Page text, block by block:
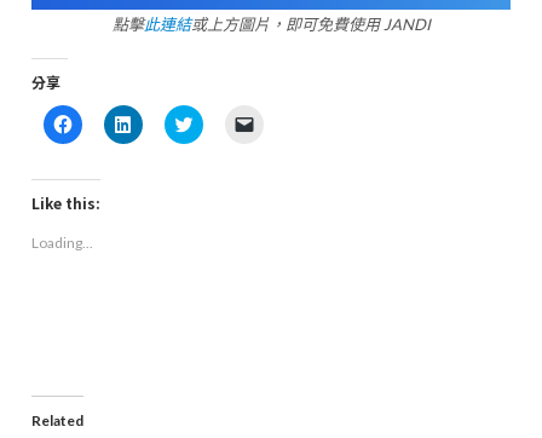
點擊此連結或上方圖片，即可免費使用 JANDI
分享
Click
to
Facebook
(Opens
in
window)
Click
to
Click
to
Like this:
Loading...
Related